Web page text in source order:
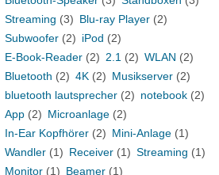
Streaming (3) Blu-ray Player (2)
Subwoofer (2) iPod (2)
E-Book-Reader (2) 2.1 (2) WLAN (2)
Bluetooth (2) 4K (2) Musikserver (2)
bluetooth lautsprecher (2) notebook (2)
App (2) Microanlage (2)
In-Ear Kopfhörer (2) Mini-Anlage (1)
Wandler (1) Receiver (1) Streaming (1)
Monitor (1) Beamer (1)